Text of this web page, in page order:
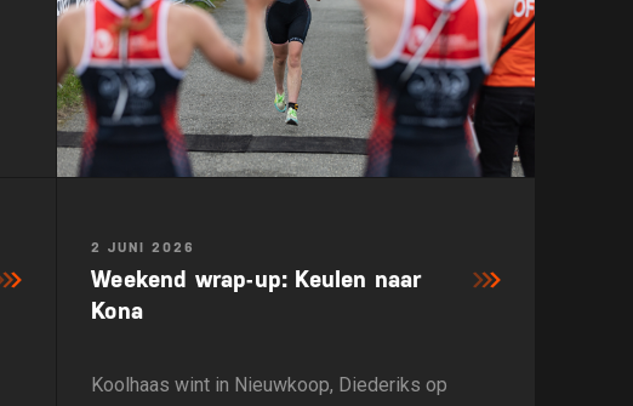
2 JUNI 2026
Weekend wrap-up: Keulen naar
Kona
Koolhaas wint in Nieuwkoop, Diederiks op